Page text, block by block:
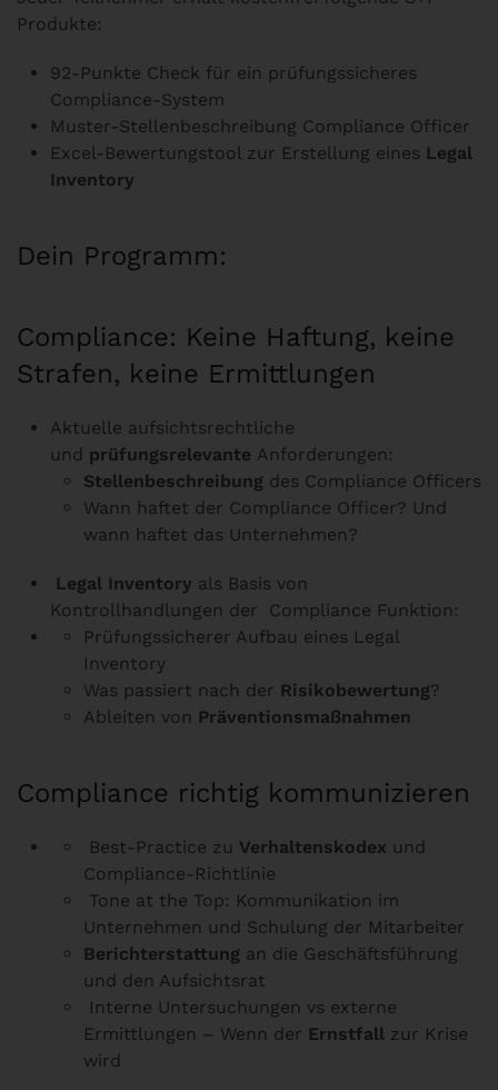
Produkte:
92-Punkte Check für ein prüfungssicheres
Compliance-System
Muster-Stellenbeschreibung Compliance Officer
Excel-Bewertungstool zur Erstellung eines Legal
Inventory
Dein Programm:
Compliance: Keine Haftung, keine
Strafen, keine Ermittlungen
Aktuelle aufsichtsrechtliche
und prüfungsrelevante Anforderungen:
Stellenbeschreibung des Compliance Officers
Wann haftet der Compliance Officer? Und
wann haftet das Unternehmen?
Legal Inventory als Basis von
Kontrollhandlungen der Compliance Funktion:
Prüfungssicherer Aufbau eines Legal
Inventory
Was passiert nach der Risikobewertung?
Ableiten von Präventionsmaßnahmen
Compliance richtig kommunizieren
Best-Practice zu Verhaltenskodex und
Compliance-Richtlinie
Tone at the Top: Kommunikation im
Unternehmen und Schulung der Mitarbeiter
Berichterstattung an die Geschäftsführung
und den Aufsichtsrat
Interne Untersuchungen vs externe
Ermittlungen – Wenn der Ernstfall zur Krise
wird